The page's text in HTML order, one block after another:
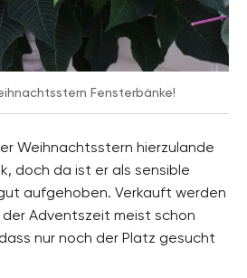
Fensterbänke!
Weihnachtsstern hierzulande
doch da ist er als sensible
aufgehoben. Verkauft werden
Adventszeit meist schon
nur noch der Platz gesucht